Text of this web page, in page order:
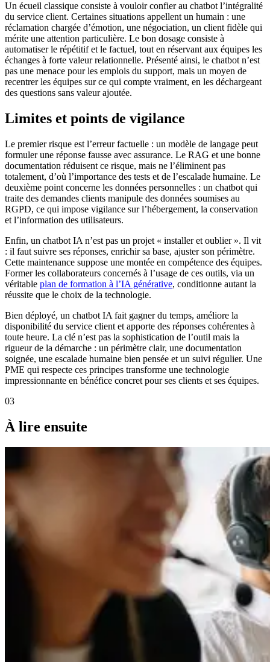
Un écueil classique consiste à vouloir confier au chatbot l’intégralité
du service client. Certaines situations appellent un humain : une
réclamation chargée d’émotion, une négociation, un client fidèle qui
mérite une attention particulière. Le bon dosage consiste à
automatiser le répétitif et le factuel, tout en réservant aux équipes les
échanges à forte valeur relationnelle. Présenté ainsi, le chatbot n’est
pas une menace pour les emplois du support, mais un moyen de
recentrer les équipes sur ce qui compte vraiment, en les déchargeant
des questions sans valeur ajoutée.
Limites et points de vigilance
Le premier risque est l’erreur factuelle : un modèle de langage peut
formuler une réponse fausse avec assurance. Le RAG et une bonne
documentation réduisent ce risque, mais ne l’éliminent pas
totalement, d’où l’importance des tests et de l’escalade humaine. Le
deuxième point concerne les données personnelles : un chatbot qui
traite des demandes clients manipule des données soumises au
RGPD, ce qui impose vigilance sur l’hébergement, la conservation
et l’information des utilisateurs.
Enfin, un chatbot IA n’est pas un projet « installer et oublier ». Il vit
: il faut suivre ses réponses, enrichir sa base, ajuster son périmètre.
Cette maintenance suppose une montée en compétence des équipes.
Former les collaborateurs concernés à l’usage de ces outils, via un
véritable plan de formation à l’IA générative, conditionne autant la
réussite que le choix de la technologie.
Bien déployé, un chatbot IA fait gagner du temps, améliore la
disponibilité du service client et apporte des réponses cohérentes à
toute heure. La clé n’est pas la sophistication de l’outil mais la
rigueur de la démarche : un périmètre clair, une documentation
soignée, une escalade humaine bien pensée et un suivi régulier. Une
PME qui respecte ces principes transforme une technologie
impressionnante en bénéfice concret pour ses clients et ses équipes.
03
À lire ensuite